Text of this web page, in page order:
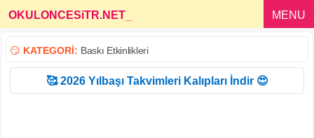
OKULONCESiTR.NET MENU
😏 KATEGORİ: Baskı Etkinlikleri
🥰 2026 Yılbaşı Takvimleri Kalıpları İndir 😍